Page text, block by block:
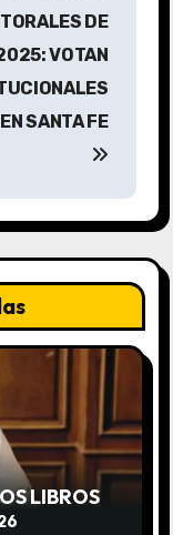
DE
VOTAN
SANTA FE
LIBROS